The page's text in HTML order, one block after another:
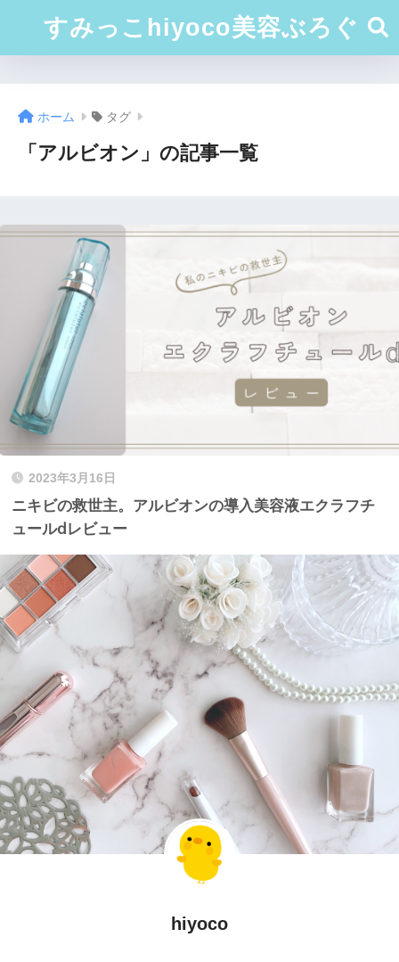
すみっこhiyoco美容ぶろぐ
ホーム タグ
「アルビオン」の記事一覧
2023年3月16日
ニキビの救世主。アルビオンの導入美容液エクラフチ
ュールⅾレビュー
hiyoco